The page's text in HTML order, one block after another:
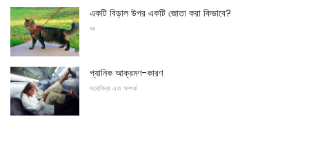
একটি বিড়াল উপর একটি জোতা করা কিভাবে?
ঘর
প্যানিক আক্রমণ-কারণ
মনোবিদ্যা এবং সম্পর্ক